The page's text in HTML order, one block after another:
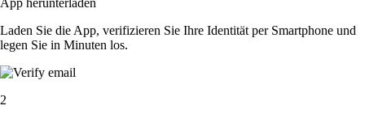
App herunterladen
Laden Sie die App, verifizieren Sie Ihre Identität per Smartphone und
legen Sie in Minuten los.
2